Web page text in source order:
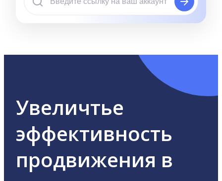
Увеличтье
эффективность
продвижения в